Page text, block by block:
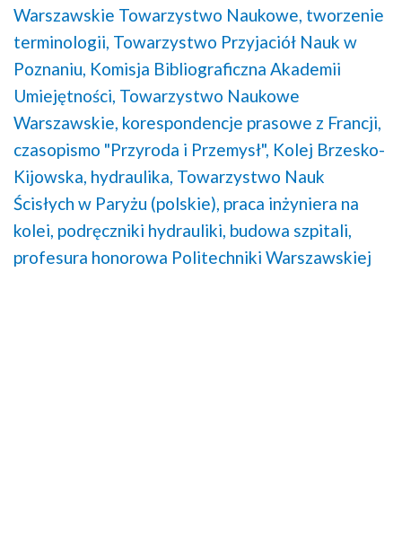
Warszawskie Towarzystwo Naukowe, tworzenie
terminologii, Towarzystwo Przyjaciół Nauk w
Poznaniu, Komisja Bibliograficzna Akademii
Umiejętności, Towarzystwo Naukowe
Warszawskie, korespondencje prasowe z Francji,
czasopismo "Przyroda i Przemysł", Kolej Brzesko-
Kijowska, hydraulika, Towarzystwo Nauk
Ścisłych w Paryżu (polskie), praca inżyniera na
kolei, podręczniki hydrauliki, budowa szpitali,
profesura honorowa Politechniki Warszawskiej